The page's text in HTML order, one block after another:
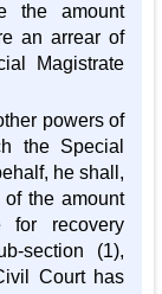
the amount
an arrear of
Magistrate
powers of
the Special
he shall,
the amount
for recovery
section (1),
Court has